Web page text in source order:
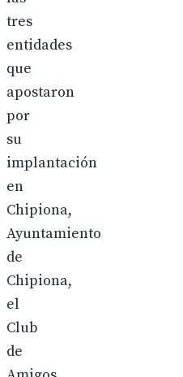
tres
entidades
que
apostaron
por
su
implantación
en
Chipiona,
Ayuntamiento
de
Chipiona,
el
Club
de